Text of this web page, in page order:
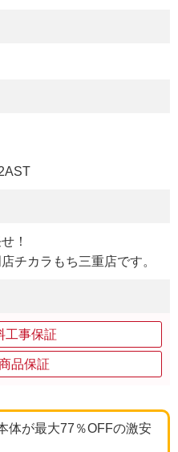
！
チカラもち三重店です。
工事保証
品保証
体が最大77％OFFの激安